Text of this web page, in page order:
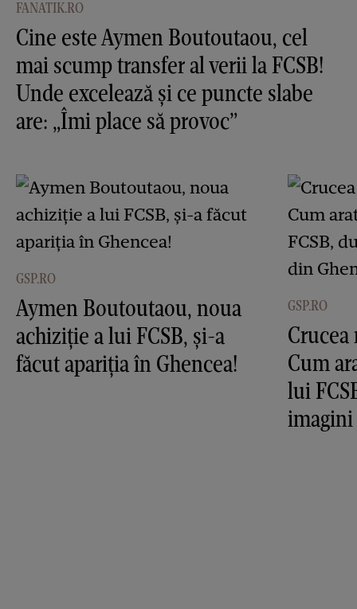
FANATIK.RO
Cine este Aymen Boutoutaou, cel
mai scump transfer al verii la FCSB!
Unde excelează și ce puncte slabe
are: „Îmi place să provoc”
GSP.RO
Aymen Boutoutaou, noua
achiziție a lui FCSB, și-a
făcut apariția în Ghencea!
GSP.RO
Crucea
Cum
lui
imagini